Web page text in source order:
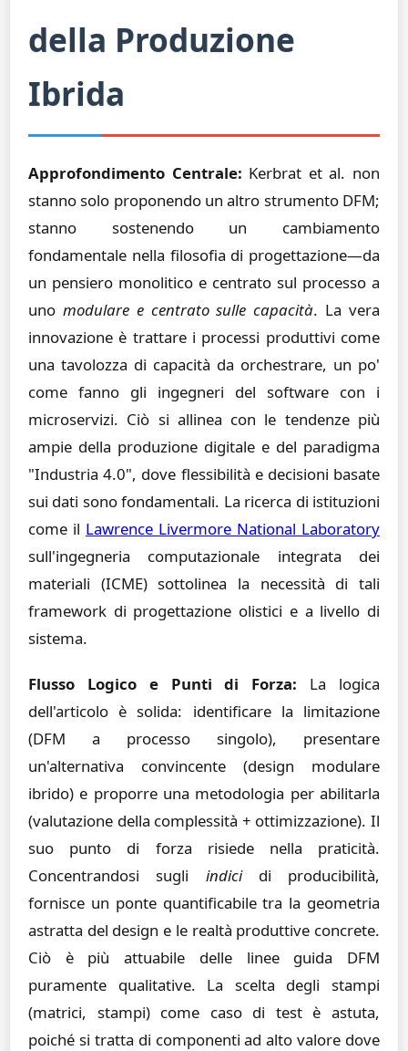
della Produzione
Ibrida
Approfondimento Centrale: Kerbrat et al. non
stanno solo proponendo un altro strumento DFM;
stanno sostenendo un cambiamento
fondamentale nella filosofia di progettazione—da
un pensiero monolitico e centrato sul processo a
uno modulare e centrato sulle capacità. La vera
innovazione è trattare i processi produttivi come
una tavolozza di capacità da orchestrare, un po'
come fanno gli ingegneri del software con i
microservizi. Ciò si allinea con le tendenze più
ampie della produzione digitale e del paradigma
"Industria 4.0", dove flessibilità e decisioni basate
sui dati sono fondamentali. La ricerca di istituzioni
come il Lawrence Livermore National Laboratory
sull'ingegneria computazionale integrata dei
materiali (ICME) sottolinea la necessità di tali
framework di progettazione olistici e a livello di
sistema.
Flusso Logico e Punti di Forza: La logica
dell'articolo è solida: identificare la limitazione
(DFM a processo singolo), presentare
un'alternativa convincente (design modulare
ibrido) e proporre una metodologia per abilitarla
(valutazione della complessità + ottimizzazione). Il
suo punto di forza risiede nella praticità.
Concentrandosi sugli indicidi producibilità,
fornisce un ponte quantificabile tra la geometria
astratta del design e le realtà produttive concrete.
Ciò è più attuabile delle linee guida DFM
puramente qualitative. La scelta degli stampi
(matrici, stampi) come caso di test è astuta,
poiché si tratta di componenti ad alto valore dove